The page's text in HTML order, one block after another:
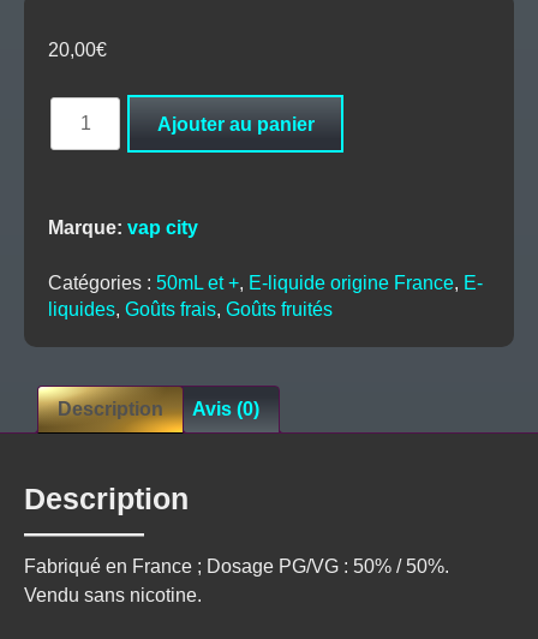
20,00€
50ml
VAPE
CITY
Ajouter au panier
Marque: vap city
Catégories : 50mL et +, E-liquide origine France, E-
liquides, Goûts frais, Goûts fruités
Description Avis (0)
Description
Fabriqué en France ; Dosage PG/VG : 50% / 50%.
Vendu sans nicotine.